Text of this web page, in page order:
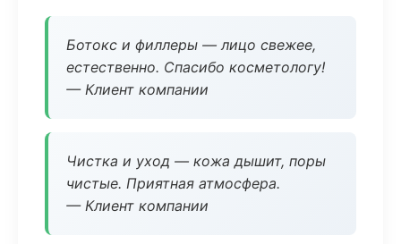
Ботокс и филлеры — лицо свежее,
естественно. Спасибо косметологу!
— Клиент компании
Чистка и уход — кожа дышит, поры
чистые. Приятная атмосфера.
— Клиент компании